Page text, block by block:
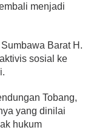
menjadi
Barat H.
sosial ke
Tobang,
yang dinilai
hukum